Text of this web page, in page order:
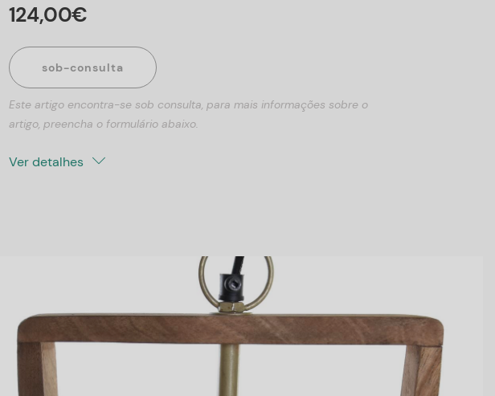
124,00€
sob-consulta
Este artigo encontra-se sob consulta, para mais informações sobre o
artigo, preencha o formulário abaixo.
Ver detalhes